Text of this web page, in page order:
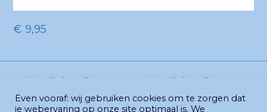
€ 9,95
previous
Verplichte figuren
+ groep 1 Age I
next
Verplichte figuren
+ groep 3 Age I
Even vooraf: wij gebruiken cookies om te zorgen dat
je webervaring op onze site optimaal is. We